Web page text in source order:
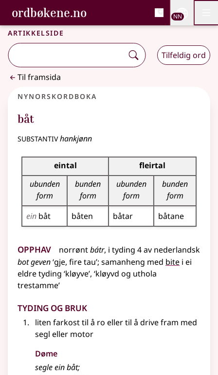
Gå til hovudinnhald
Tilgjenge
ordbøkene.no, Bokmålsordboka og
Bokmålsordboka og Nynorskordboka
NN
Artikkelside
Tilfeldig ord
Til framsida
Nynorskordboka
båt
substantivhankjønn
Bøyningstabell for dette substantivet
eintal
fleirtal
ubunden
form
bunden
form
ubunden
form
bunden
form
ein båt båten båtar båtane
Opphav norrøntbátr, i tyding 4 av nederlandsk
bot geven‘gje, fire tau’; samanheng med bite i ei
eldretyding ‘kløyve’, ‘kløyvd og uthola
trestamme’
Tyding og bruk
liten farkost til å ro ellertil å drive fram med
segl eller motor
Døme
segle ein båt;